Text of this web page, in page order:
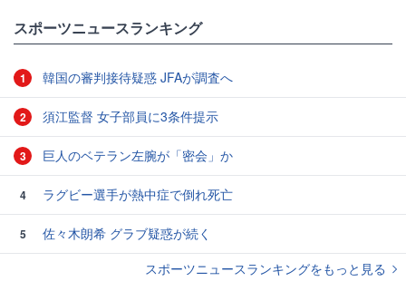
スポーツニュースランキング
1 韓国の審判接待疑惑 JFAが調査へ
2 須江監督 女子部員に3条件提示
3 巨人のベテラン左腕が「密会」か
4 ラグビー選手が熱中症で倒れ死亡
5
佐々木朗希 グラブ疑惑が続く
スポーツニュースランキングをもっと見る